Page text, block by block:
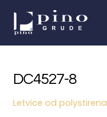
content
DC4527-8
Letvice od polystirena